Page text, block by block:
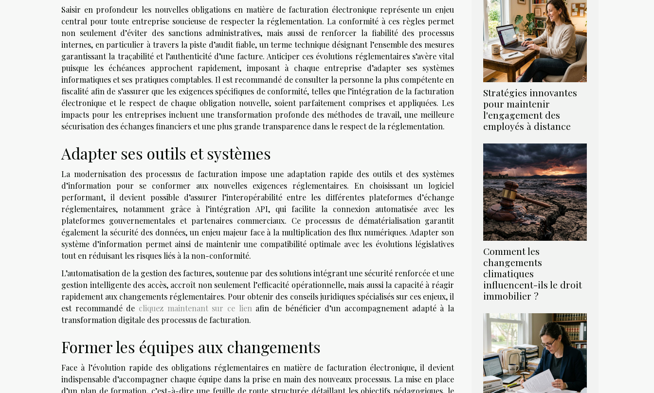
Saisir en profondeur les nouvelles obligations en matière de facturation électronique représente un enjeu
central pour toute entreprise soucieuse de respecter la réglementation. La conformité à ces règles permet
non seulement d’éviter des sanctions administratives, mais aussi de renforcer la fiabilité des processus
internes, en particulier à travers la piste d’audit fiable, un terme technique désignant l’ensemble des mesures
garantissant la traçabilité et l’authenticité d’une facture. Anticiper ces évolutions réglementaires s’avère vital
puisque les échéances approchent rapidement, imposant à chaque entreprise d’adapter ses systèmes
informatiques et ses pratiques comptables. Il est recommandé de consulter la personne la plus compétente en
fiscalité afin de s’assurer que les exigences spécifiques de conformité, telles que l’intégration de la facturation
électronique et le respect de chaque obligation nouvelle, soient parfaitement comprises et appliquées. Les
impacts pour les entreprises incluent une transformation profonde des méthodes de travail, une meilleure
sécurisation des échanges financiers et une plus grande transparence dans le respect de la réglementation.
Adapter ses outils et systèmes
La modernisation des processus de facturation impose une adaptation rapide des outils et des systèmes
d’information pour se conformer aux nouvelles exigences réglementaires. En choisissant un logiciel
performant, il devient possible d’assurer l’interopérabilité entre les différentes plateformes d’échange
réglementaires, notamment grâce à l’intégration API, qui facilite la connexion automatisée avec les
plateformes gouvernementales et partenaires commerciaux. Ce processus de dématérialisation garantit
également la sécurité des données, un enjeu majeur face à la multiplication des flux numériques. Adapter son
système d’information permet ainsi de maintenir une compatibilité optimale avec les évolutions législatives
tout en réduisant les risques liés à la non-conformité.
L’automatisation de la gestion des factures, soutenue par des solutions intégrant une sécurité renforcée et une
gestion intelligente des accès, accroît non seulement l’efficacité opérationnelle, mais aussi la capacité à réagir
rapidement aux changements réglementaires. Pour obtenir des conseils juridiques spécialisés sur ces enjeux, il
est recommandé de cliquez maintenant sur ce lien afin de bénéficier d’un accompagnement adapté à la
transformation digitale des processus de facturation.
Former les équipes aux changements
Face à l’évolution rapide des obligations réglementaires en matière de facturation électronique, il devient
indispensable d’accompagner chaque équipe dans la prise en main des nouveaux processus. La mise en place
d’un plan de formation, c’est-à-dire une feuille de route structurée détaillant les objectifs pédagogiques, le
Stratégies innovantes
pour maintenir
l'engagement des
employés à distance
Comment les
changements
climatiques
influencent-ils le droit
immobilier ?